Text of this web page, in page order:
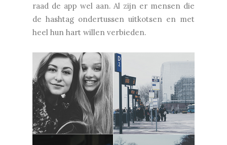
raad de app wel aan. Al zijn er mensen die
de hashtag ondertussen uitkotsen en met
heel hun hart willen verbieden.